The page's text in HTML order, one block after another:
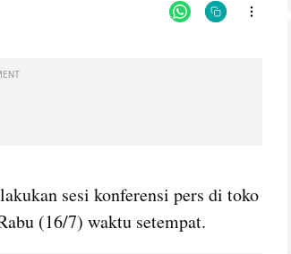
sesi konferensi pers di toko
(16/7) waktu setempat.